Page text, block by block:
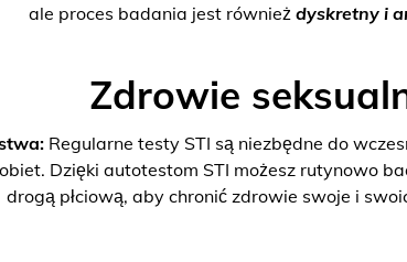
ale proces badania jest również dyskretny i
Zdrowie
Regularne testy STI są niezbędne do
Dzięki autotestom STI możesz rutynowo
drogą płciową, aby chronić zdrowie swoje i